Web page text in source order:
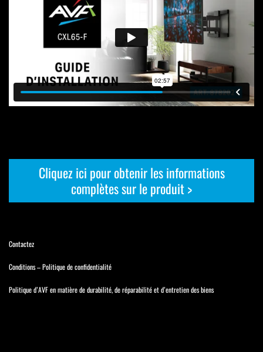
Cliquez ici pour obtenir les informations
complètes sur le produit >
Contactez
Conditions–Politique de confidentialité
Politique d’AVF en matière de durabilité, de réparabilité et d’entretien des biens